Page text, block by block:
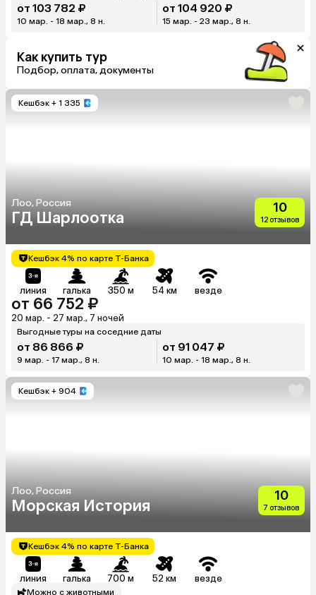
от 103 782 ₽
10 мар. - 18 мар., 8 н.
от 104 920 ₽
15 мар. - 23 мар., 8 н.
Как купить тур
Подбор, оплата, документы
Кешбэк + 1 335
Лоо, Россия
ГД Шарлоотка
10
12 отзывов
Кешбэк 4% по карте Т-Банка
линия галька 350 м 54 км везде
от 66 752 ₽
20 мар. - 27 мар., 7 ночей
Выгодные туры на соседние даты
от 86 866 ₽
9 мар. - 17 мар., 8 н.
от 91 047 ₽
10 мар. - 18 мар., 8 н.
Кешбэк + 904
Лоо, Россия
Морская История
10
7 отзывов
Кешбэк 4% по карте Т-Банка
линия галька 700 м 52 км везде
Можно с животными